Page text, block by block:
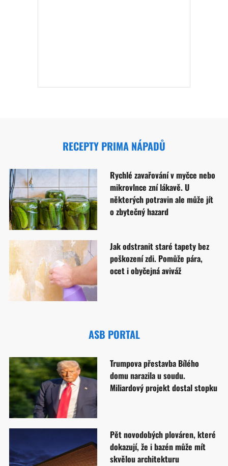
RECEPTY PRIMA NÁPADŮ
Rychlé zavařování v myčce nebo
mikrovlnce zní lákavě. U
některých potravin ale může jít
o zbytečný hazard
Jak odstranit staré tapety bez
poškození zdi. Pomůže pára,
ocet i obyčejná aviváž
ASB PORTAL
Trumpova přestavba Bílého
domu narazila u soudu.
Miliardový projekt dostal stopku
Pět novodobých plováren, které
dokazují, že i bazén může mít
skvělou architekturu